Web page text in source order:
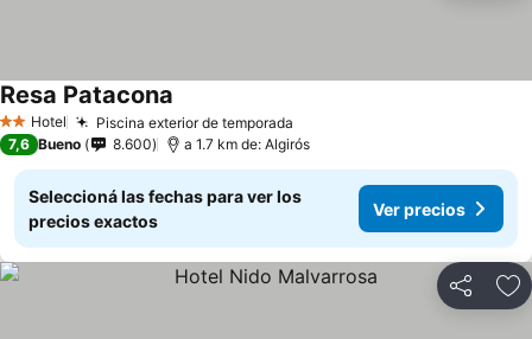
2 Estrellas
Hotel Piscina exterior de temporada
Resa Patacona
7,6 Bueno 8.600 a 1.7 km de: Algirós
Seleccioná las fechas para ver los
precios exactos
Ver precios
Compartir